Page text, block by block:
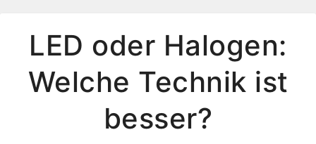
LED oder Halogen:
Welche Technik ist
besser?